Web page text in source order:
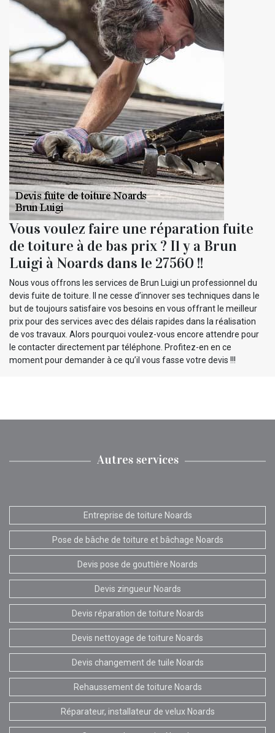
Vous voulez faire une réparation fuite
de toiture à de bas prix ? Il y a Brun
Luigi à Noards dans le 27560 !!
Nous vous offrons les services de Brun Luigi un professionnel du
devis fuite de toiture. Il ne cesse d’innover ses techniques dans le
but de toujours satisfaire vos besoins en vous offrant le meilleur
prix pour des services avec des délais rapides dans la réalisation
de vos travaux. Alors pourquoi voulez-vous encore attendre pour
le contacter directement par téléphone. Profitez-en en ce
moment pour demander à ce qu’il vous fasse votre devis !!!
Autres services
Entreprise de toiture Noards
Pose de bâche de toiture et bâchage Noards
Devis pose de gouttière Noards
Devis zingueur Noards
Devis réparation de toiture Noards
Devis nettoyage de toiture Noards
Devis changement de tuile Noards
Rehaussement de toiture Noards
Réparateur, installateur de velux Noards